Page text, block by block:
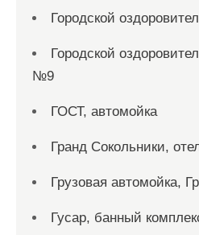
Городской
Городской
№9
ГОСТ, автомойка
Гранд Сокольники,
Грузовая автомойка,
Гусар, банный